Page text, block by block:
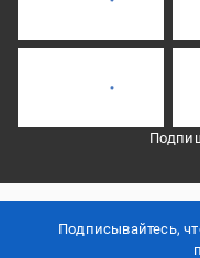
Подписывайтесь,